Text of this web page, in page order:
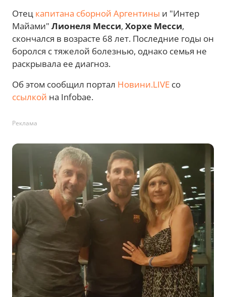
Отец капитана сборной Аргентины и "Интер
Майами" Лионеля Месси, Хорхе Месси,
скончался в возрасте 68 лет. Последние годы он
боролся с тяжелой болезнью, однако семья не
раскрывала ее диагноз.
Об этом сообщил портал Новини.LIVE со
ссылкой на Infobae.
Реклама